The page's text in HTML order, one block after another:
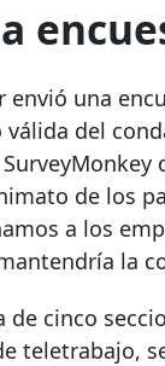
envió una
del
de los
a los
la
de cinco
teletrabajo,